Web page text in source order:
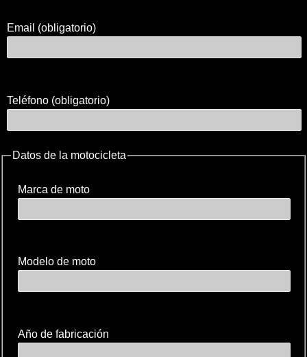
Email (obligatorio)
Teléfono (obligatorio)
Datos de la motocicleta
Marca de moto
Modelo de moto
Año de fabricación